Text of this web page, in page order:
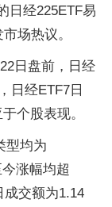
日经225ETF易
场热议。
日盘前，日经
日经ETF7日
个股表现。
型均为
涨幅均超
成交额为1.14